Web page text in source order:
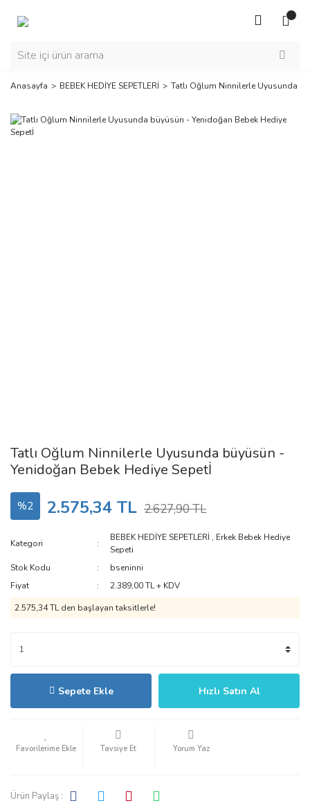
Anasayfa BEBEK HEDİYE SEPETLERİ Tatlı Oğlum Ninnilerle Uyusunda
Tatlı Oğlum Ninnilerle Uyusunda büyüsün -
Yenidoğan Bebek Hediye Sepetİ
%2 2.575,34 TL 2.627,90 TL
Kategori
BEBEK HEDİYE SEPETLERİ , Erkek Bebek Hediye
Sepeti
Stok Kodu
bseninni
Fiyat
2.389,00 TL + KDV
2.575,34 TL den başlayan taksitlerle!
Sepete Ekle Hızlı Satın Al
Tavsiye Et Yorum Yaz
Ürün Paylaş :